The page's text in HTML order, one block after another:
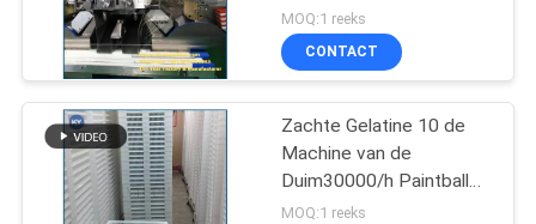
Zachte Capsule die
Machine maken
Inkapseling
MOQ:1 reeks
CONTACT
Zachte Gelatine 10 de
Machine van de
Duim30000/h Paintball
Inkapseling
MOQ:1 reeks